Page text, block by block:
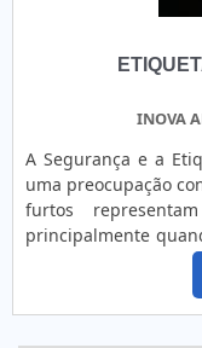
INOVA
A Segurança e a
uma preocupação
furtos
principalmente
de esconder, como
segurança na loja
nos produtos a